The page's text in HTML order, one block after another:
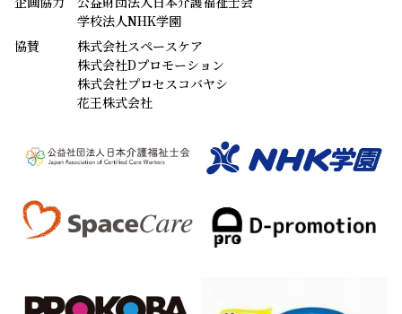
学校法人NHK学園
協賛
株式会社スペースケア
株式会社Dプロモーション
株式会社プロセスコバヤシ
花王株式会社